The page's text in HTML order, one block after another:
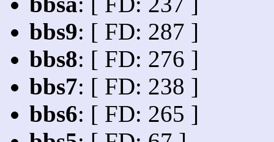
bbs9: [ FD: 287 ]
bbs8: [ FD: 276 ]
bbs7: [ FD: 238 ]
bbs6: [ FD: 265 ]